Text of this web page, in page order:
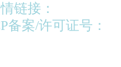
链接：
备案/许可证号：